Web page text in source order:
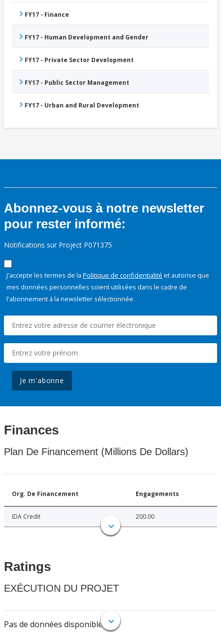
FY17 - Finance
FY17 - Human Development and Gender
FY17 - Private Sector Development
FY17 - Public Sector Management
FY17 - Urban and Rural Development
Abonnez-vous à notre newsletter
pour rester informé:
Notifications sur Project P071375
J'accepte les termes de la Politique de confidentialité et autorise que
mes données personnelles soient utilisées dans le cadre de
l'abonnement à la newsletter sélectionnée.
Je m'abonne
Finances
Plan De Financement (Millions De Dollars)
Org. De Financement Engagements
IDA Credit 200.00
Ratings
EXÉCUTION DU PROJET
Pas de données disponibles.